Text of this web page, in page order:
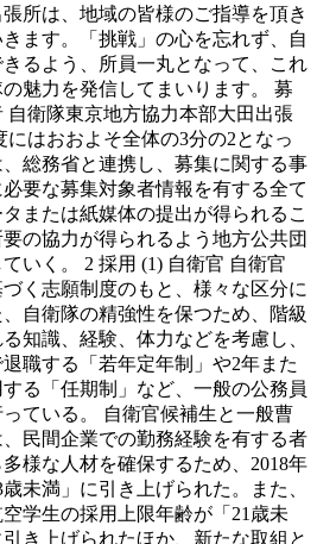
所は、地域の皆様のご指導を頂き
ます。「挑戦」の心を忘れず、自
るよう、所員一丸となって、これ
魅力を発信してまいります。 募
自衛隊東京地方協力本部大田出張
にはおおよそ全体の3分の2となっ
総務省と連携し、募集に関する事
要な募集対象者情報を有する全て
または紙媒体の提出が得られるこ
の協力が得られるよう地方公共団
いく。 2 採用 (1) 自衛官 自衛官
く志願制度のもと、様々な区分に
自衛隊の精強性を保つため、階級
知識、経験、体力などを考慮し、
職する「若年定年制」や2年また
る「任期制」など、一般の公務員
ている。 自衛官候補生と一般曹
民間企業での勤務経験を有する者
様な人材を確保するため、2018年
未満」に引き上げられた。また、
学生の採用上限年齢が「21歳未
き上げられたほか、新たな取組と